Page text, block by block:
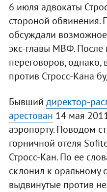
6 июля адвокаты
стороной обвинения.
обсуждали
экс-главы МВФ. После
переговоров, однако,
против Стросс-Кана
Бывший директор-
арестован 14 мая
аэропорту. Поводом
горничной отеля
Стросс-Кан. По ее
склонил к оральному
выдвинутые против